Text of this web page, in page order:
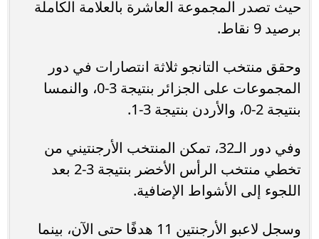
حيث تصدر المجموعة العاشرة بالعلامة الكاملة
برصيد 9 نقاط.
وحقق منتخب التانجو ثلاثة انتصارات في دور
المجموعات على الجزائر بنتيجة 3-0، والنمسا
بنتيجة 2-0، والأردن بنتيجة 3-1.
وفي دور الـ32، تمكن المنتخب الأرجنتيني من
تخطي منتخب الرأس الأخضر بنتيجة 3-2 بعد
اللجوء إلى الأشواط الإضافية.
وسجل لاعبو الأرجنتين 11 هدفًا حتى الآن، بينما